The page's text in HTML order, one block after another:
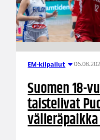
EM-kilpailut
Suomen 18-
taistelivat